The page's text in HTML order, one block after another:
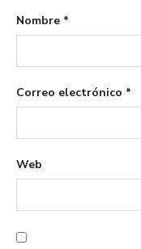
Nombre *
Correo electrónico *
Web